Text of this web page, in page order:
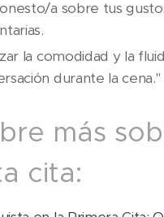
a sobre tus
la comodidad y la
durante la cena."
más
cita: